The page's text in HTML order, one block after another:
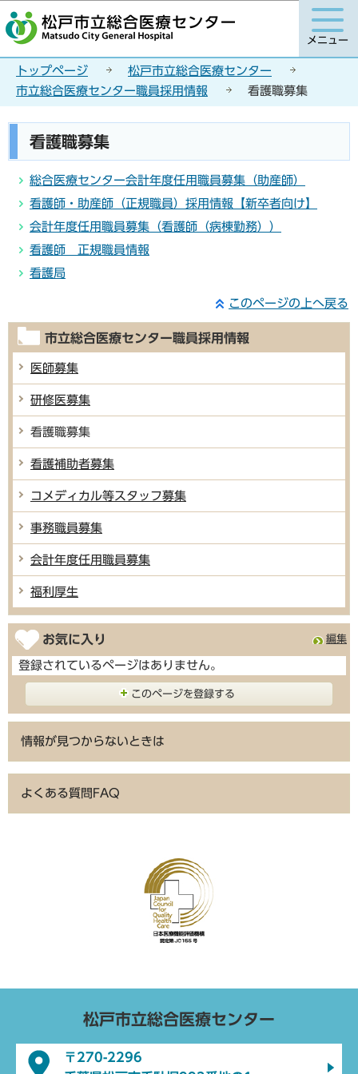
こ
の
の
先
で
メニュー
トップページ
松戸市立総合医療センター
市立総合医療センター職員採用情報
看護職募集
か
ら
看護職募集
総合医療センター会計年度任用職員募集（助産師）
看護師・助産師（正規職員）採用情報【新卒者向け】
会計年度任用職員募集（看護師（病棟勤務））
看護師 正規職員情報
看護局
このページの上へ戻る
市立総合医療センター職員採用情報
医師募集
研修医募集
看護職募集
看護補助者募集
コメディカル等スタッフ募集
事務職員募集
会計年度任用職員募集
福利厚生
お気に入り 編集
登録されているページはありません。
このページを登録する
情報が見つからないときは
よくある質問FAQ
松戸市立総合医療センター
〒270-2296